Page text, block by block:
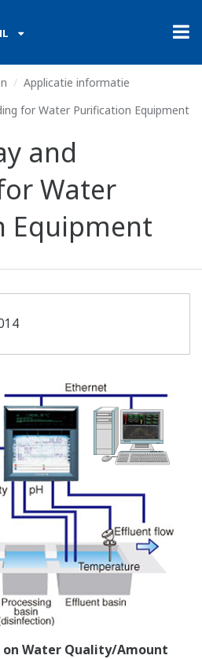
Applicatie informatie
for Water Purification Equipment
and
Water
Equipment
Water Quality/Amount